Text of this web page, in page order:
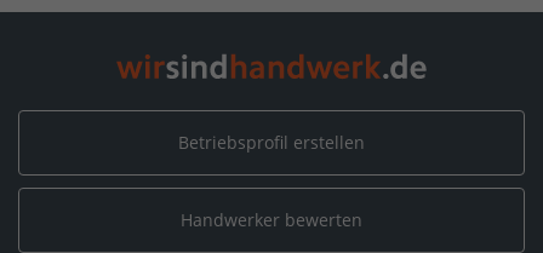
Home / Sanitär, Heizung, Klima / Installation & Heizungsbau /
Gerhard Fisser GmbH
Gerhard Fisser GmbH
Home / Sanitär, Heizung, Klima / Bad & Sanitär /
Gerhard Fisser GmbH
Betriebsprofil erstellen
Handwerker bewerten